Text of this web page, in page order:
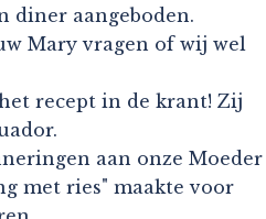
diner aangeboden.
Mary vragen of wij wel
recept in de krant! Zij
aan onze Moeder
met ries" maakte voor